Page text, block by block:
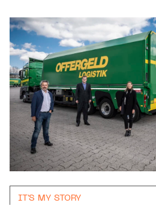
IT'S MY STORY